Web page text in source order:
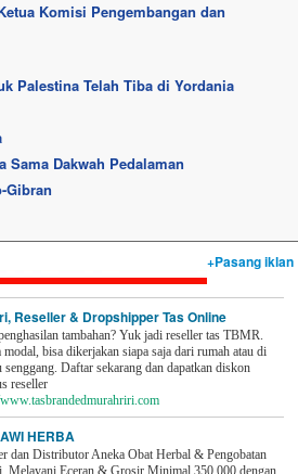
Komisi Pengembangan dan
Palestina Telah Tiba di Yordania
Sama Dakwah Pedalaman
Gibran
+Pasang iklan
Reseller & Dropshipper Tas Online
tambahan? Yuk jadi reseller tas TBMR.
modal, bisa dikerjakan siapa saja dari rumah atau di
senggang. Daftar sekarang dan dapatkan diskon
reseller
HERBA
dan Distributor Aneka Obat Herbal & Pengobatan
Melayani Eceran & Grosir Minimal 350,000 dengan